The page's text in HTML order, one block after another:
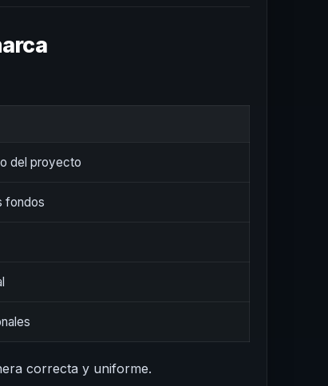
del proyecto
fondos
correcta y uniforme.